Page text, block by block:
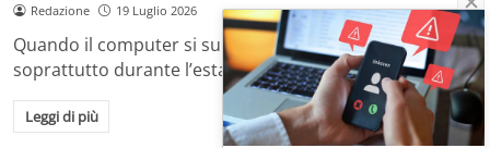
Redazione 19 Luglio 2026
Quando il computer si surriscalda, in casa o in ufficio,
soprattutto durante l’estate o dopo…
Leggi di più